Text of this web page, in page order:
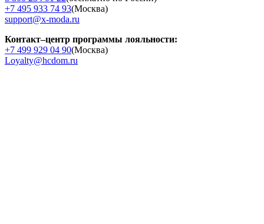
+7 495 933 74 93(Москва)
support@x-moda.ru
Контакт–центр программы лояльности:
+7 499 929 04 90(Москва)
Loyalty@hcdom.ru